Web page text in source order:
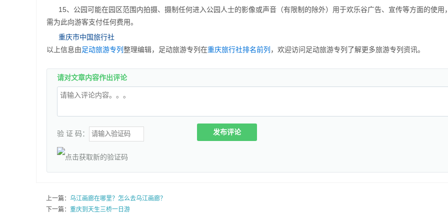
15、公园可能在园区范围内拍摄、摄制任何进入公园人士的影像或声音（有限制的除外）用于欢乐谷广告、宣传等方面的使用
需为此向游客支付任何费用。
重庆市中国旅行社
以上信息由足动旅游专列 整理编辑，足动旅游专列在重庆旅行社排名前列 ，欢迎访问足动旅游专列了解更多旅游专列资讯。
请对文章内容作出评论
验 证 码： 发布评论
上一篇： 乌江画廊在哪里？怎么去乌江画廊？
下一篇： 重庆到天生三桥一日游